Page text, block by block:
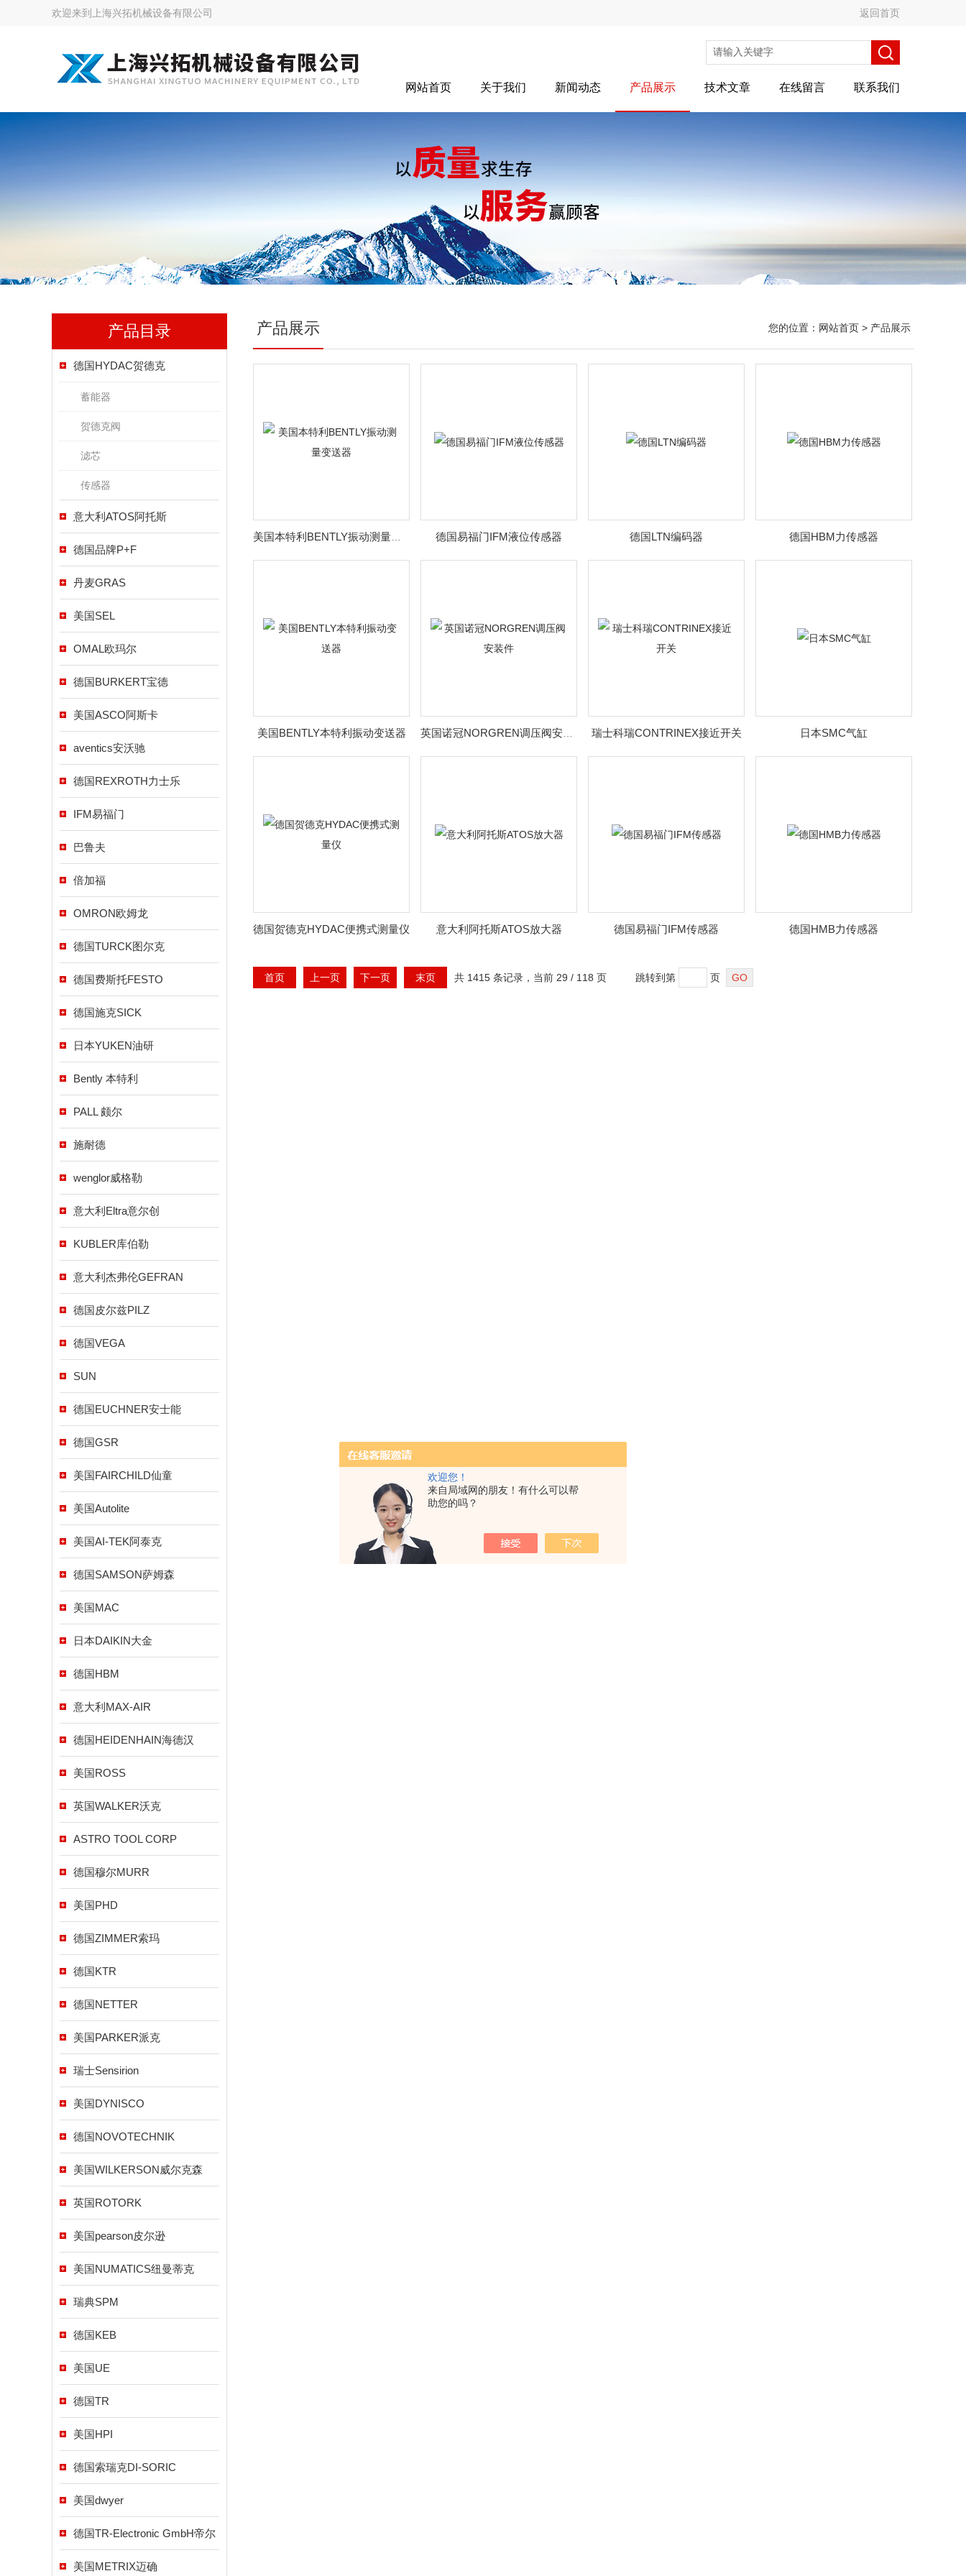
欢迎您！
来自局域网的朋友！有什么可以帮
助您的吗？
欢迎来到 上海兴拓机械设备有限公司 返回首页
网站首页 关于我们 新闻动态 产品展示 技术文章 在线留言 联系我们
产品目录
德国HYDAC贺德克
蓄能器
贺德克阀
滤芯
传感器
意大利ATOS阿托斯
德国品牌P+F
丹麦GRAS
美国SEL
OMAL欧玛尔
德国BURKERT宝德
美国ASCO阿斯卡
aventics安沃驰
德国REXROTH力士乐
IFM易福门
巴鲁夫
倍加福
OMRON欧姆龙
德国TURCK图尔克
德国费斯托FESTO
德国施克SICK
日本YUKEN油研
Bently 本特利
PALL 颇尔
施耐德
wenglor威格勒
意大利Eltra意尔创
KUBLER库伯勒
意大利杰弗伦GEFRAN
德国皮尔兹PILZ
德国VEGA
SUN
德国EUCHNER安士能
德国GSR
美国FAIRCHILD仙童
美国Autolite
美国AI-TEK阿泰克
德国SAMSON萨姆森
美国MAC
日本DAIKIN大金
德国HBM
意大利MAX-AIR
德国HEIDENHAIN海德汉
美国ROSS
英国WALKER沃克
ASTRO TOOL CORP
德国穆尔MURR
美国PHD
德国ZIMMER索玛
德国KTR
德国NETTER
美国PARKER派克
瑞士Sensirion
美国DYNISCO
德国NOVOTECHNIK
美国WILKERSON威尔克森
英国ROTORK
美国pearson皮尔逊
美国NUMATICS纽曼蒂克
瑞典SPM
德国KEB
美国UE
德国TR
美国HPI
德国索瑞克DI-SORIC
美国dwyer
德国TR-Electronic GmbH帝尔
美国METRIX迈确
产品展示 您的位置： 网站首页 > 产品展示
德国易福门IFM液位传感器 德国LTN编码器 德国HBM力传感器
美国BENTLY本特利振动变送器 瑞士科瑞CONTRINEX接近开关 日本SMC气缸
德国贺德克HYDAC便携式测量仪 意大利阿托斯ATOS放大器 德国易福门IFM传感器 德国HMB力传感器
共 1415 条记录，当前 29 / 118 页
首页 上一页 下一页 末页 跳转到第 页